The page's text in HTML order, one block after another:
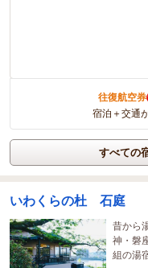
往復航空券
宿泊＋交通
すべての
いわくらの杜 石庭
昔から
神・磐
組の湯